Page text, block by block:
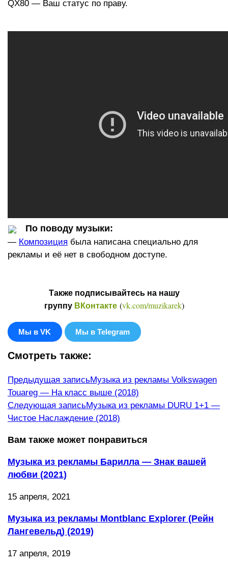
QX80 — Ваш статус по праву.
По поводу музыки:
— Композиция была написана специально для
рекламы и её нет в свободном доступе.
Также подписывайтесь на нашу
группу ВКонтакте(vk.com/muzikarek)
Мы в VK Мы в Telegram
Смотреть также:
Еще
статьи
Предыдущая записьМузыка из рекламы Volkswagen
Touareg — На класс выше (2018)
Следующая записьМузыка из рекламы DURU 1+1 —
Чистое Наслаждение (2018)
Вам также может понравиться
Музыка из рекламы Барилла — Знак вашей
любви (2021)
15 апреля, 2021
Музыка из рекламы Montblanc Explorer (Рейн
Лангевельд) (2019)
17 апреля, 2019